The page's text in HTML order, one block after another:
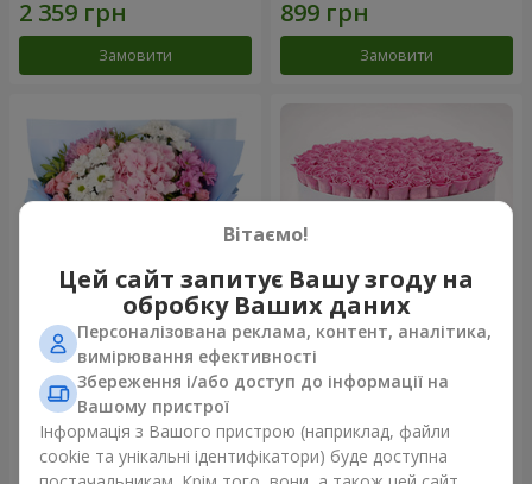
Замовити Замовити
Романтичний букет
"Небеса"
1 999 грн
Замовити
Квіти в коробці "101 рожева
троянда"
Замовити
Вітаємо!
Цей сайт запитує Вашу згоду на
обробку Ваших даних
Персоналізована реклама, контент, аналітика,
вимірювання ефективності
Збереження і/або доступ до інформації на
Вашому пристрої
Інформація з Вашого пристрою (наприклад, файли
cookie та унікальні ідентифікатори) буде доступна